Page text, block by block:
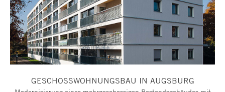
GESCHOSSWOHNUNGSBAU IN AUGSBURG